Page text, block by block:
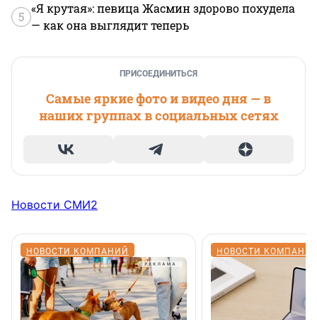
5
«Я крутая»: певица Жасмин здорово похудела
— как она выглядит теперь
ПРИСОЕДИНИТЬСЯ
Самые яркие фото и видео дня — в
наших группах в социальных сетях
Новости СМИ2
НОВОСТИ КОМПАНИЙ НОВОСТИ